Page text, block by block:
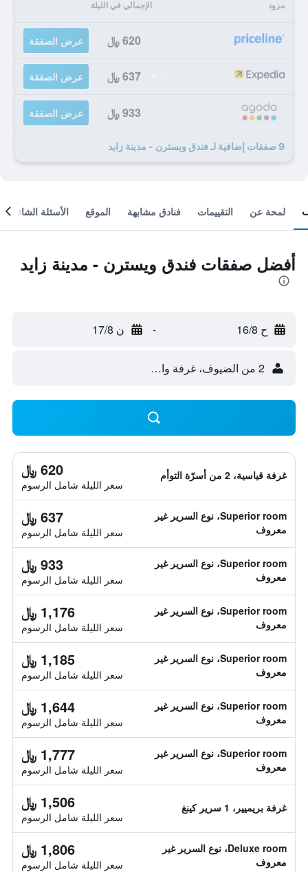
مزود الإجمالي في الليلة
620 ﷼ عرض الصفقة
637 ﷼ عرض الصفقة
933 ﷼ عرض الصفقة
9 صفقات إضافية لـ فندق ويسترن - مدينة زايد
لمحة عن التقييمات فنادق مشابهة الموقع الأسئلة الشائعة
أفضل صفقات فندق ويسترن - مدينة زايد
ح 16/8 - ن 17/8
2 من الضيوف، غرفة واحدة
غرفة قياسية، 2 من أسرّة التوأم 620 ﷼
سعر الليلة شامل الرسوم
Superior room، نوع السرير غير
معروف
637 ﷼
سعر الليلة شامل الرسوم
Superior room، نوع السرير غير
معروف
933 ﷼
سعر الليلة شامل الرسوم
Superior room، نوع السرير غير
معروف
1,176 ﷼
سعر الليلة شامل الرسوم
Superior room، نوع السرير غير
معروف
1,185 ﷼
سعر الليلة شامل الرسوم
Superior room، نوع السرير غير
معروف
1,644 ﷼
سعر الليلة شامل الرسوم
Superior room، نوع السرير غير
معروف
1,777 ﷼
سعر الليلة شامل الرسوم
غرفة بريميير، 1 سرير كينغ 1,506 ﷼
سعر الليلة شامل الرسوم
Deluxe room، نوع السرير غير
معروف
1,806 ﷼
سعر الليلة شامل الرسوم